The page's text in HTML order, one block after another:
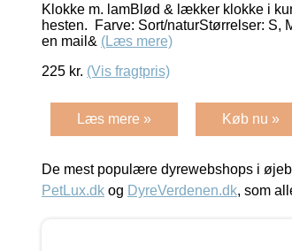
Klokke m. lamBlød & lækker klokke i
hesten. Farve: Sort/naturStørrelser: S,
en mail& (Læs mere)
225 kr. (Vis fragtpris)
Læs mere » Køb nu »
De mest populære dyrewebshops i
PetLux.dk og DyreVerdenen.dk, som